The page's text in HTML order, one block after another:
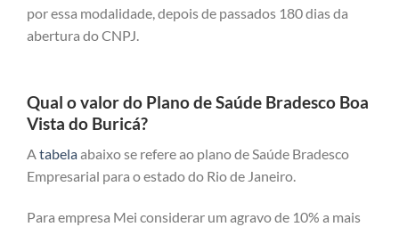
por essa modalidade, depois de passados 180 dias da
abertura do CNPJ.
Qual o valor do Plano de Saúde Bradesco Boa
Vista do Buricá?
Atabelaabaixo se refere ao plano de Saúde Bradesco
Empresarial para o estado do Rio de Janeiro.
Para empresa Mei considerar um agravo de 10% a mais